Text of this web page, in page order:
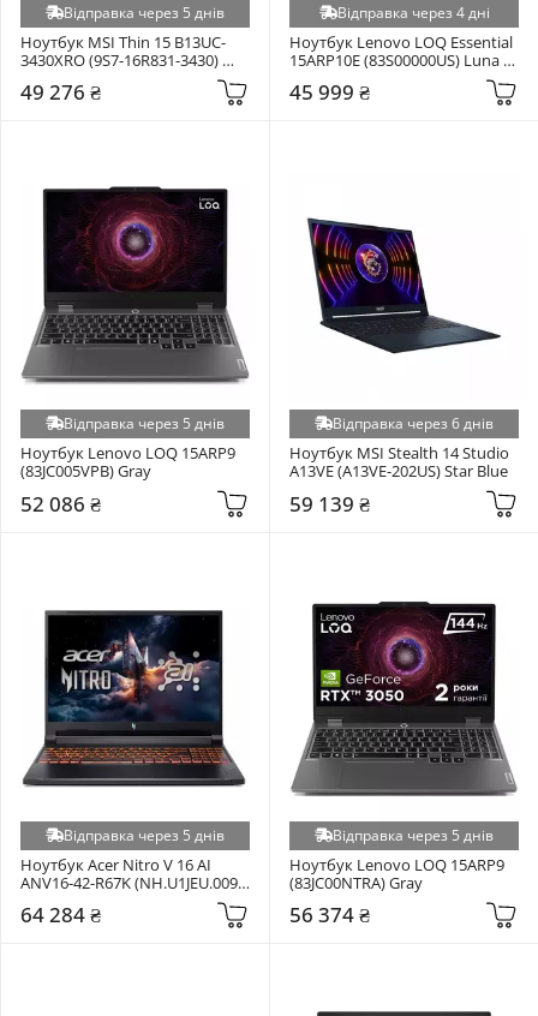
Відправка через 5 днів
Ноутбук MSI Thin 15 B13UC-
3430XRO (9S7-16R831-3430)
49 276 ₴
Відправка через 4 дні
Ноутбук Lenovo LOQ Essential
15ARP10E (83S00000US) Luna
45 999 ₴
Відправка через 5 днів
Ноутбук Lenovo LOQ 15ARP9
(83JC005VPB) Gray
52 086 ₴
Відправка через 6 днів
Ноутбук MSI Stealth 14 Studio
A13VE (A13VE-202US) Star Blue
59 139 ₴
Відправка через 5 днів
Ноутбук Acer Nitro V 16 AI
ANV16-42-R67K (NH.U1JEU.009)
64 284 ₴
Відправка через 5 днів
Ноутбук Lenovo LOQ 15ARP9
(83JC00NTRA) Gray
56 374 ₴